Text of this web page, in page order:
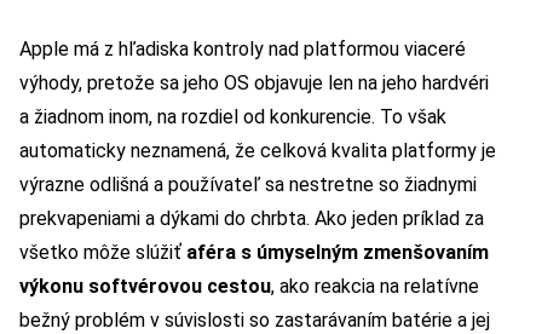
Apple má z hľadiska kontroly nad platformou viaceré
výhody, pretože sa jeho OS objavuje len na jeho hardvéri
a žiadnom inom, na rozdiel od konkurencie. To však
automaticky neznamená, že celková kvalita platformy je
výrazne odlišná a používateľ sa nestretne so žiadnymi
prekvapeniami a dýkami do chrbta. Ako jeden príklad za
všetko môže slúžiť aféra s úmyselným zmenšovaním
výkonu softvérovou cestou, ako reakcia na relatívne
bežný problém v súvislosti so zastarávaním batérie a jej